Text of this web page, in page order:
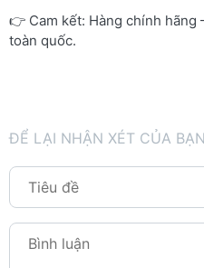
👉 Cam kết: Hàng chính hãng
toàn quốc.
ĐỂ LẠI NHẬN XÉT CỦA BẠN